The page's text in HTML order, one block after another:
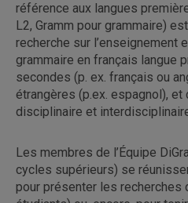
référence aux langues
L2, Gramm pour grammaire)
recherche sur l’enseignement
grammaire en français langue
secondes (p. ex. français ou
étrangères (p.ex. espagnol),
disciplinaire et
Les membres de l’Équipe
cycles supérieurs) se
pour présenter les recherches